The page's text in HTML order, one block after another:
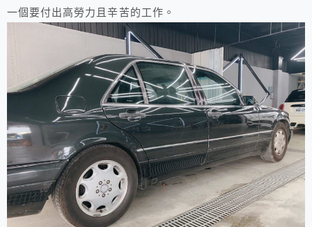
一個要付出高勞力且辛苦的工作。